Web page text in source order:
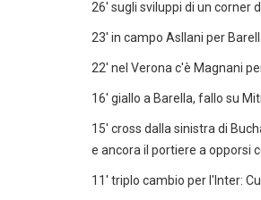
26' sugli sviluppi di un corner
23' in campo Asllani per
22' nel Verona c'è Magnani
16' giallo a Barella, fallo su
15' cross dalla sinistra di
e ancora il portiere a opporsi
11' triplo cambio per l'Inter: